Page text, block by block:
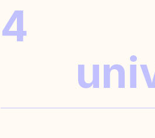
SÉJOURS TEMPORAIRES HORAIRES
4